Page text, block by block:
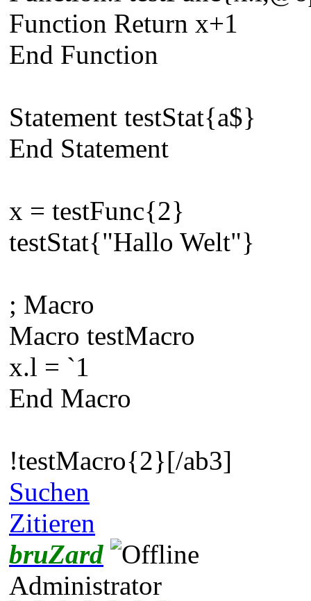
Function Return x+1
End Function
Statement testStat{a$}
End Statement
x = testFunc{2}
testStat{"Hallo Welt"}
; Macro
Macro testMacro
x.l = `1
End Macro
!testMacro{2}[/ab3]
Suchen
Zitieren
bruZard
Administrator